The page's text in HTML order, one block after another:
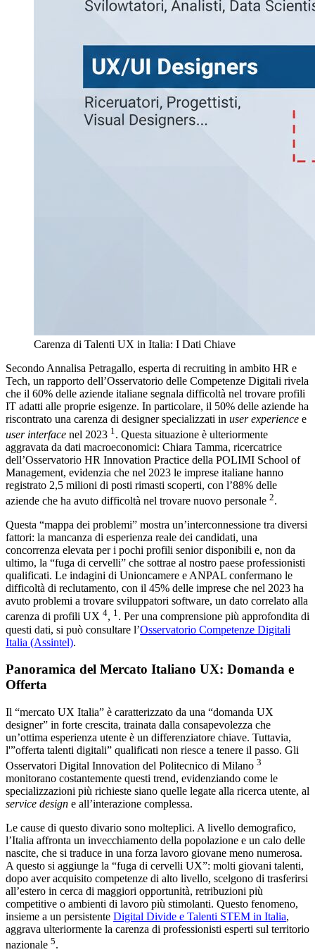
Carenza di Talenti UX in Italia: I Dati Chiave
Secondo Annalisa Petragallo, esperta di recruiting in ambito HR e
Tech, un rapporto dell’Osservatorio delle Competenze Digitali rivela
che il 60% delle aziende italiane segnala difficoltà nel trovare profili
IT adatti alle proprie esigenze. In particolare, il 50% delle aziende ha
riscontrato una carenza di designer specializzati in user experience e
user interface nel 2023 1 . Questa situazione è ulteriormente
aggravata da dati macroeconomici: Chiara Tamma, ricercatrice
dell’Osservatorio HR Innovation Practice della POLIMI School of
Management, evidenzia che nel 2023 le imprese italiane hanno
registrato 2,5 milioni di posti rimasti scoperti, con l’88% delle
aziende che ha avuto difficoltà nel trovare nuovo personale 2.
Questa “mappa dei problemi” mostra un’interconnessione tra diversi
fattori: la mancanza di esperienza reale dei candidati, una
concorrenza elevata per i pochi profili senior disponibili e, non da
ultimo, la “fuga di cervelli” che sottrae al nostro paese professionisti
qualificati. Le indagini di Unioncamere e ANPAL confermano le
difficoltà di reclutamento, con il 45% delle imprese che nel 2023 ha
avuto problemi a trovare sviluppatori software, un dato correlato alla
carenza di profili UX 4, 1. Per una comprensione più approfondita di
questi dati, si può consultare l’Osservatorio Competenze Digitali
Italia (Assintel).
Panoramica del Mercato Italiano UX: Domanda e
Offerta
Il “mercato UX Italia” è caratterizzato da una “domanda UX
designer” in forte crescita, trainata dalla consapevolezza che
un’ottima esperienza utente è un differenziatore chiave. Tuttavia,
l'”offerta talenti digitali” qualificati non riesce a tenere il passo. Gli
Osservatori Digital Innovation del Politecnico di Milano 3
monitorano costantemente questi trend, evidenziando come le
specializzazioni più richieste siano quelle legate alla ricerca utente, al
service design e all’interazione complessa.
Le cause di questo divario sono molteplici. A livello demografico,
l’Italia affronta un invecchiamento della popolazione e un calo delle
nascite, che si traduce in una forza lavoro giovane meno numerosa.
A questo si aggiunge la “fuga di cervelli UX”: molti giovani talenti,
dopo aver acquisito competenze di alto livello, scelgono di trasferirsi
all’estero in cerca di maggiori opportunità, retribuzioni più
competitive o ambienti di lavoro più stimolanti. Questo fenomeno,
insieme a un persistente Digital Divide e Talenti STEM in Italia,
aggrava ulteriormente la carenza di professionisti esperti sul territorio
nazionale 5.